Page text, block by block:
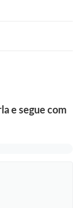
e segue com